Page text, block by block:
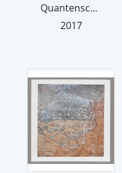
Quantenschaum (rosa)
2017